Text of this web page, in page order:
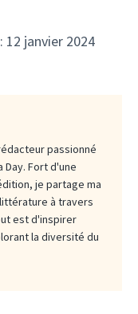
12 janvier 2024
passionné
Day. Fort d'une
je partage ma
à travers
est d'inspirer
la diversité du